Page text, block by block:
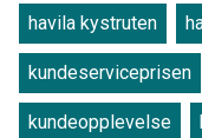
havila kystruten
kundeserviceprisen
kundeopplevelse